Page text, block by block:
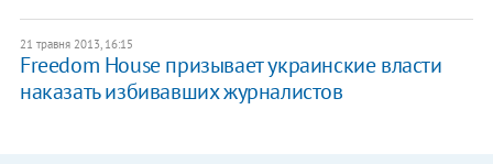
21 травня 2013, 16:15
Freedom House призывает украинские власти
наказать избивавших журналистов